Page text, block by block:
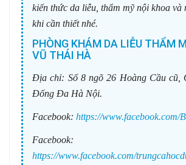
kiến thức da liễu, thẩm mỹ nội khoa và
khi cần thiết nhé.
PHÒNG KHÁM DA LIỄU THẨM
VŨ THÁI HÀ
Địa chỉ: Số 8 ngõ 26 Hoàng Cầu cũ,
Đống Đa Hà Nội.
Facebook: https://www.facebook.com/
Facebook:
https://www.facebook.com/